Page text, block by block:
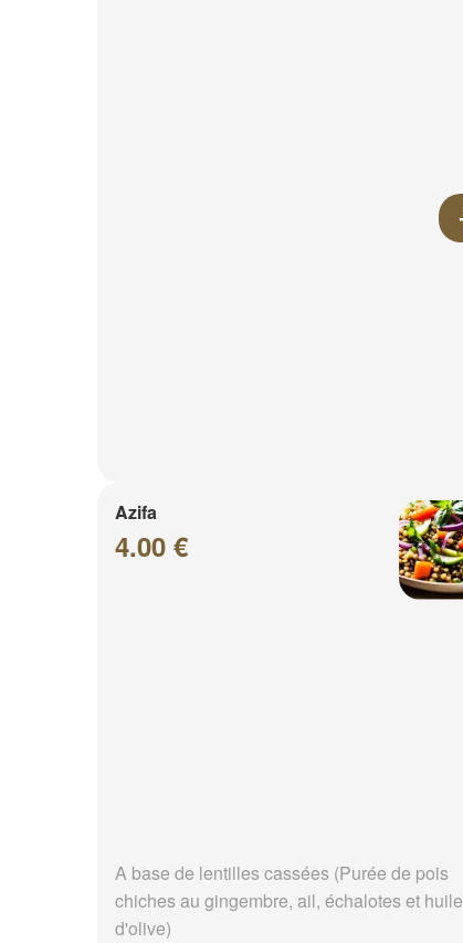
Azifa
4.00 €
A base de lentilles cassées (Purée de pois
chiches au gingembre, ail, échalotes et huile
d'olive)